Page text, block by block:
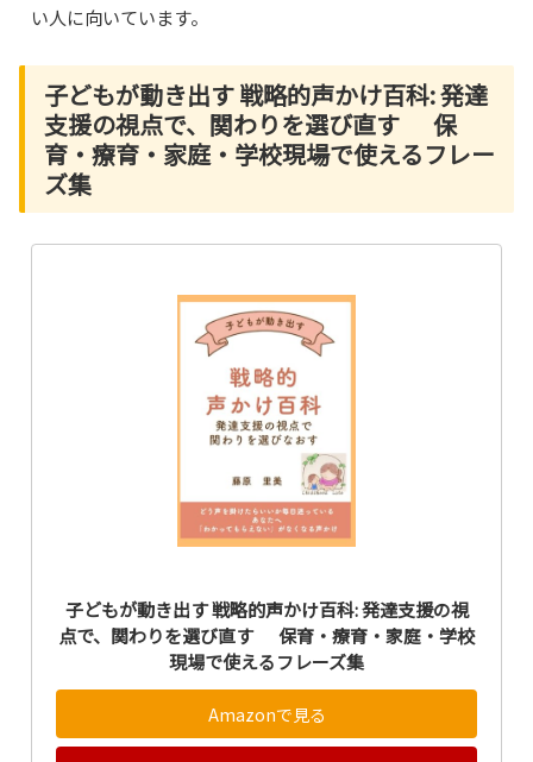
い人に向いています。
子どもが動き出す 戦略的声かけ百科: 発達
支援の視点で、関わりを選び直す 保
育・療育・家庭・学校現場で使えるフレー
ズ集
子どもが動き出す 戦略的声かけ百科: 発達支援の視
点で、関わりを選び直す 保育・療育・家庭・学校
現場で使えるフレーズ集
Amazonで見る